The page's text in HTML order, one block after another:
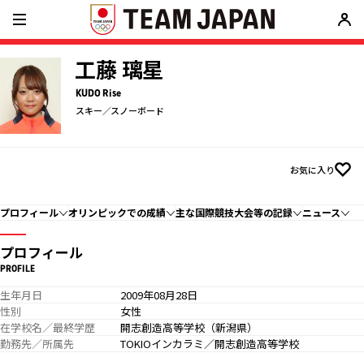
工藤 璃星
KUDO Rise
スキー／スノーボード
お気に入り
プロフィール オリンピックでの成績 主な国際競技大会等の記録 ニュース
プロフィール
PROFILE
生年月日
2009年08月28日
性別
女性
在学校名／最終学歴
開志創造高等学校（新潟県）
勤務先／所属先
TOKIOインカラミ／開志創造高等学校